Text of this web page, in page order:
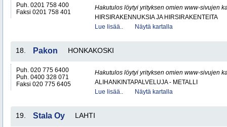
Puh. 0201 758 400
Faksi 0201 758 401
Hakutulos löytyi yrityksen omien www-sivujen
HIRSIRAKENNUKSIA JA HIRSIRAKENTEITA
Lue lisää..
Näytä kartalla
18. Pakon HONKAKOSKI
Puh. 020 775 6400
Puh. 0400 328 071
Faksi 020 775 6405
Hakutulos löytyi yrityksen omien www-sivujen
ALIHANKINTAPALVELUJA - METALLI
Lue lisää..
Näytä kartalla
19. Stala Oy LAHTI